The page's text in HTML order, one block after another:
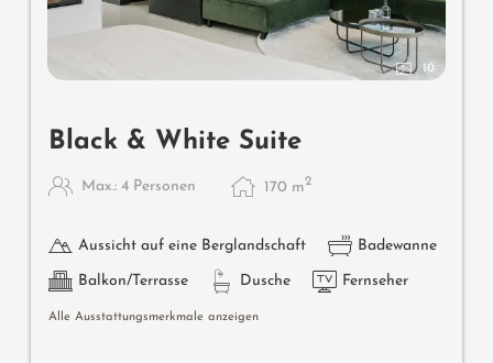
10
Black & White Suite
Max.: 4 Personen 170 m2
Aussicht auf eine Berglandschaft Badewanne
Balkon/Terrasse Dusche Fernseher
Alle Ausstattungsmerkmale anzeigen